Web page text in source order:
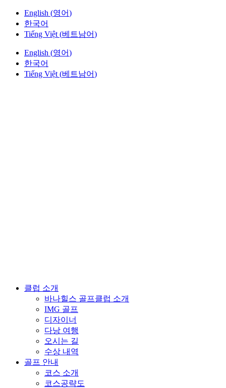
English (영어)
한국어
Tiếng Việt (베트남어)
English (영어)
한국어
Tiếng Việt (베트남어)
클럽 소개
바나힐스 골프클럽 소개
IMG 골프
디자이너
다낭 여행
오시는 길
수상 내역
골프 안내
코스 소개
코스공략도